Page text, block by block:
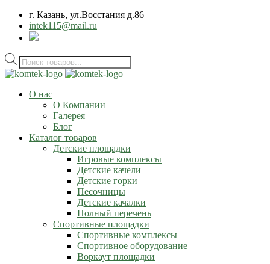
г. Казань, ул.Восстания д.86
intek115@mail.ru
Поиск
товаров
О нас
О Компании
Галерея
Блог
Каталог товаров
Детские площадки
Игровые комплексы
Детские качели
Детские горки
Песочницы
Детские качалки
Полный перечень
Спортивные площадки
Спортивные комплексы
Спортивное оборудование
Воркаут площадки